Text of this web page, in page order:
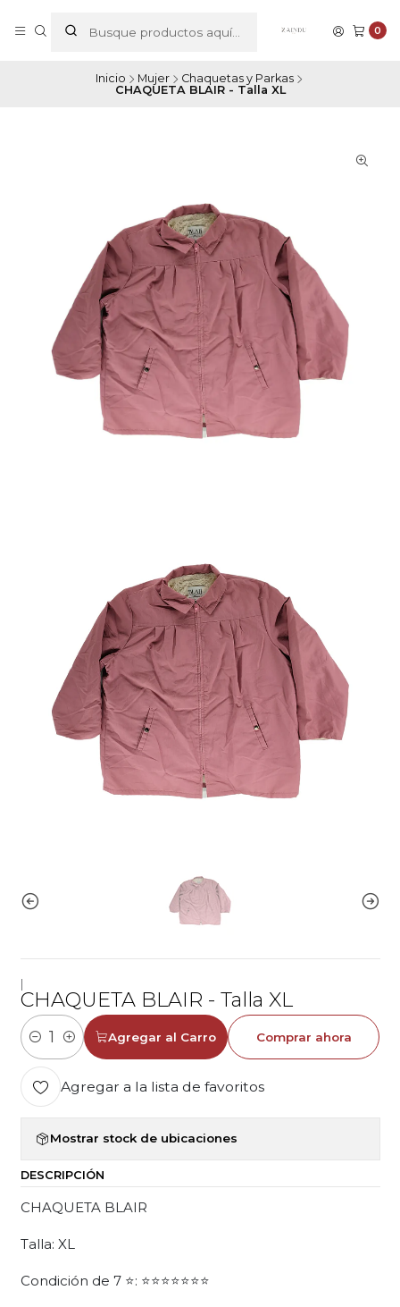
0
Inicio Mujer
Chaquetas y Parkas
CHAQUETA BLAIR - Talla XL
CHAQUETA BLAIR - Talla XL
Cantidad
Agregar al Carro Comprar ahora
Agregar a la lista de favoritos
Mostrar stock de ubicaciones
DESCRIPCIÓN
CHAQUETA BLAIR
Talla: XL
Condición de 7 ⭐: ⭐⭐⭐⭐⭐⭐⭐